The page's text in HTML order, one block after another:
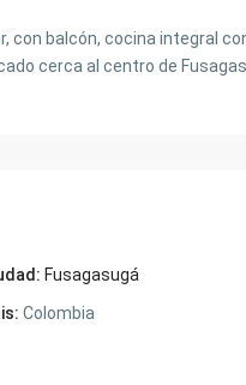
balcón, cocina integral
cerca al centro de
Fusagasugá
Colombia